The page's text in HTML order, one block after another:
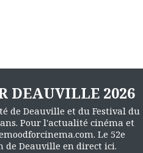
DEAUVILLE 2026
de Deauville et du Festival du
Pour l'actualité cinéma et
Le 52e
de Deauville en direct ici.